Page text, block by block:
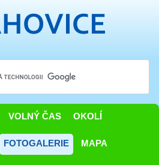
VOLNÝ ČAS OKOLÍ
FOTOGALERIE MAPA